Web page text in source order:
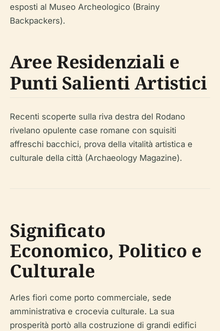
esposti al Museo Archeologico (Brainy
Backpackers).
Aree Residenziali e
Punti Salienti Artistici
Recenti scoperte sulla riva destra del Rodano
rivelano opulente case romane con squisiti
affreschi bacchici, prova della vitalità artistica e
culturale della città (Archaeology Magazine).
Significato
Economico, Politico e
Culturale
Arles fiorì come porto commerciale, sede
amministrativa e crocevia culturale. La sua
prosperità portò alla costruzione di grandi edifici